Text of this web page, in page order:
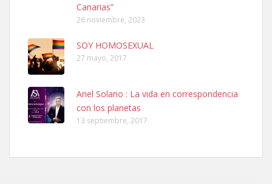
06/07/2025 ZONA MESA Y LOPEZ. ES MUY ASUSTADIZO
Leales.org » Gran Canaria | 6.7.2025
Ninfa perdida
Leales.org » Gran Canaria | 6.7.2025
Canarias”
26 noviembre, 2023
SOY HOMOSEXUAL
27 mayo, 2017
Ariel Solano : La vida en correspondencia
con los planetas
13 septiembre, 2017